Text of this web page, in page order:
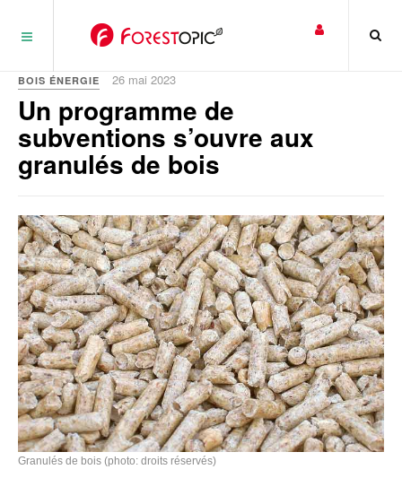
BOIS ÉNERGIE 26 mai 2023
Un programme de
subventions s’ouvre aux
granulés de bois
Granulés de bois (photo: droits réservés)